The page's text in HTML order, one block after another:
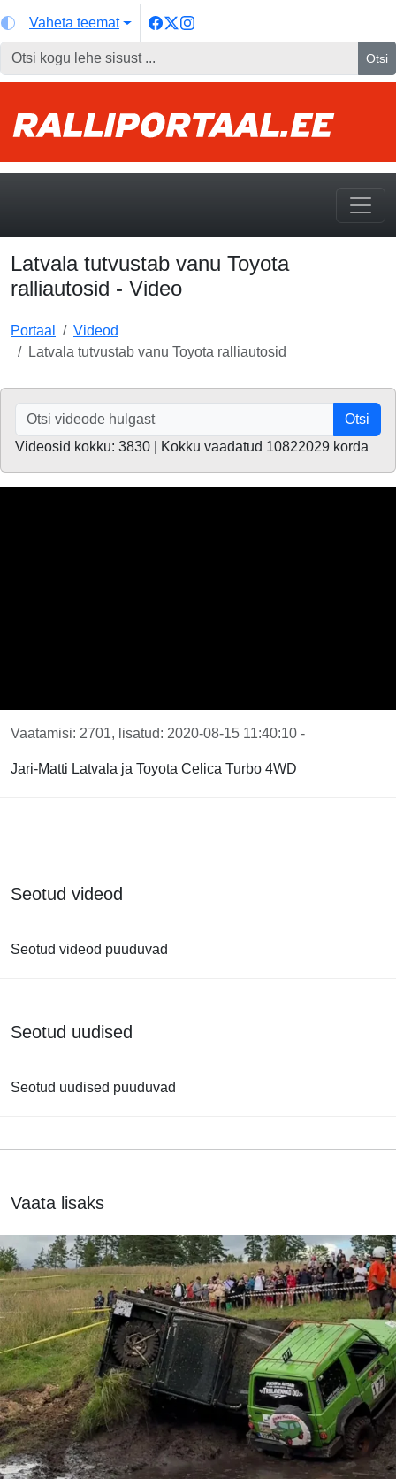
Vaheta teemat
Otsi
Latvala tutvustab vanu Toyota
ralliautosid - Video
Portaal
Videod
Latvala tutvustab vanu Toyota ralliautosid
Otsi
Videosid kokku: 3830 | Kokku vaadatud 10822029 korda
Vaatamisi: 2701, lisatud: 2020-08-15 11:40:10 -
Jari-Matti Latvala ja Toyota Celica Turbo 4WD
Seotud videod
Seotud videod puuduvad
Seotud uudised
Seotud uudised puuduvad
Vaata lisaks